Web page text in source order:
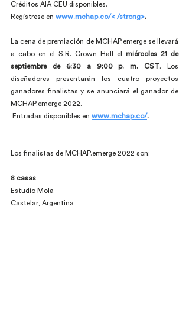
Créditos AIA CEU disponibles.
Regístrese en www.mchap.co/< /strong>.
La cena de premiación de MCHAP.emerge se llevará
a cabo en el S.R. Crown Hall el miércoles 21 de
septiembre de 6:30 a 9:00 p. m. CST. Los
diseñadores presentarán los cuatro proyectos
ganadores finalistas y se anunciará el ganador de
MCHAP.emerge 2022.
Entradas disponibles en www.mchap.co/.
Los finalistas de MCHAP.emerge 2022 son:
8 casas
Estudio Mola
Castelar, Argentina